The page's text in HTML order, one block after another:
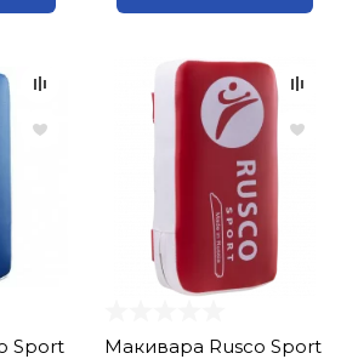
Sport
Макивара Rusco Sport